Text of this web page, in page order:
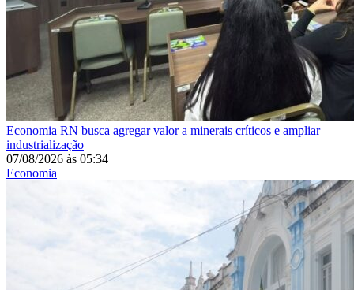
Economia RN busca agregar valor a minerais críticos e ampliar
industrialização
07/08/2026 às 05:34
Economia